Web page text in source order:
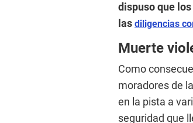
dispuso que
las diligencias
Muerte
Como
moradores de
en la pista a
seguridad que